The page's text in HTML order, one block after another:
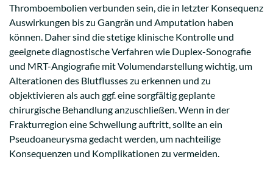
Thromboembolien verbunden sein, die in letzter Konsequenz
Auswirkungen bis zu Gangrän und Amputation haben
können. Daher sind die stetige klinische Kontrolle und
geeignete diagnostische Verfahren wie Duplex-Sonografie
und MRT-Angiografie mit Volumendarstellung wichtig, um
Alterationen des Blutflusses zu erkennen und zu
objektivieren als auch ggf. eine sorgfältig geplante
chirurgische Behandlung anzuschließen. Wenn in der
Frakturregion eine Schwellung auftritt, sollte an ein
Pseudoaneurysma gedacht werden, um nachteilige
Konsequenzen und Komplikationen zu vermeiden.